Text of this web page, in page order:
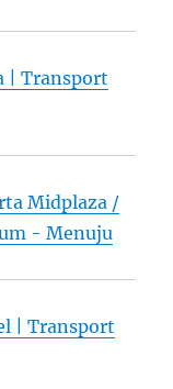
| Transport
Midplaza /
- Menuju
| Transport